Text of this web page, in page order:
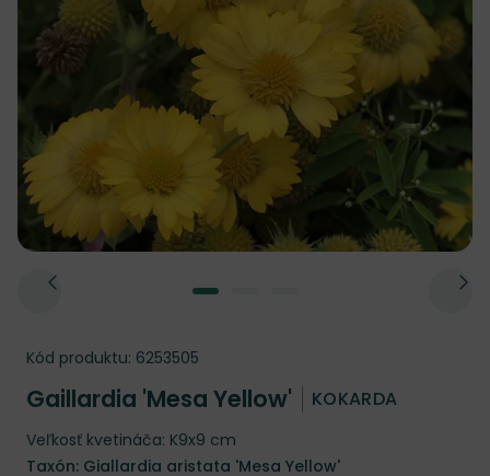
Kód produktu: 6253505
Gaillardia 'Mesa Yellow' KOKARDA
Veľkosť kvetináča: K9x9 cm
Taxón: Giallardia aristata 'Mesa Yellow'